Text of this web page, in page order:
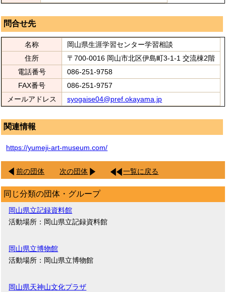
問合せ先
名称
岡山県生涯学習センター学習相談
住所
〒700-0016 岡山市北区伊島町3-1-1 交流棟2階
電話番号
086-251-9758
FAX番号
086-251-9757
メールアドレス
syogaise04@pref.okayama.jp
関連情報
https://yumeji-art-museum.com/
前の団体 次の団体 一覧に戻る
同じ分類の団体・グループ
岡山県立記録資料館
活動場所：岡山県立記録資料館
岡山県立博物館
活動場所：岡山県立博物館
岡山県天神山文化プラザ